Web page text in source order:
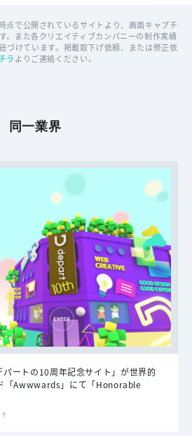
点で公開されているサイトより、画面キャプチ
。また各クリエイティブカンパニーの制作実績
づけています。掲載取下げ依頼、または修正依
ラよりご連絡ください。
同一業界
ートの10周年記念サイト」が世界的
「Awwwards」にて「Honorable